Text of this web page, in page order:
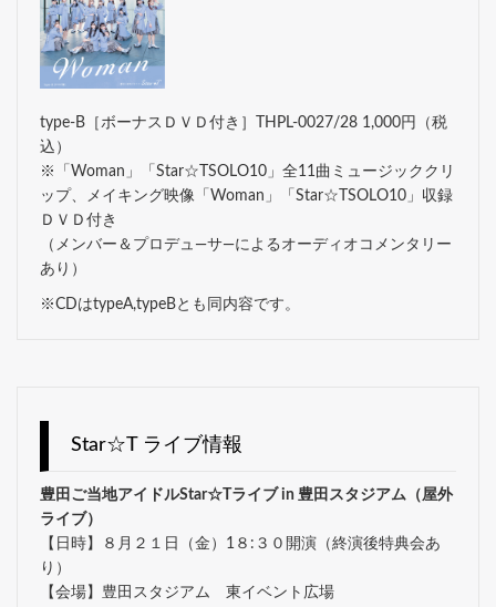
type-B［ボーナスＤＶＤ付き］THPL-0027/28 1,000円（税
込）
※「Woman」「Star☆TSOLO10」全11曲ミュージッククリ
ップ、メイキング映像「Woman」「Star☆TSOLO10」収録
ＤＶＤ付き
（メンバー＆プロデュ―サ―によるオーディオコメンタリー
あり）
※CDはtypeA,typeBとも同内容です。
Star☆T ライブ情報
豊田ご当地アイドルStar☆Tライブ in 豊田スタジアム（屋外
ライブ）
【日時】８月２１日（金）1８:３０開演（終演後特典会あ
り）
【会場】豊田スタジアム 東イベント広場